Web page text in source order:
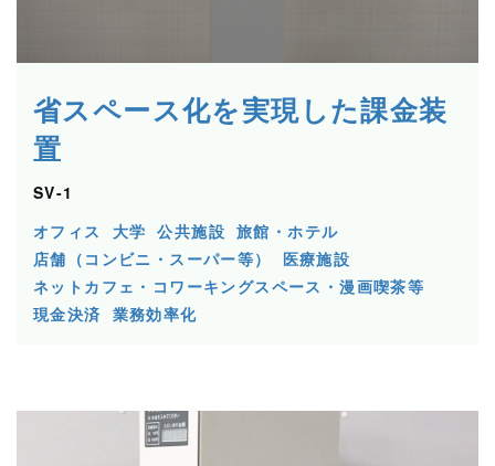
省スペース化を実現した課⾦装
置
SV-1
オフィス
大学 公共施設 旅館・ホテル
店舗（コンビニ・スーパー等）
医療施設
ネットカフェ・コワーキングスペース・漫画喫茶等
現金決済 業務効率化